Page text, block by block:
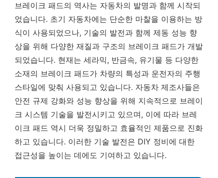
브레이크 패드의 역사는 자동차의 발명과 함께 시작되
었습니다. 초기 자동차에는 단순한 마찰을 이용하는 방
식이 사용되었으나, 기술의 발전과 함께 제동 성능 향
상을 위해 다양한 재질과 구조의 브레이크 패드가 개발
되었습니다. 현재는 세라믹, 반금속, 유기물 등 다양한
소재의 브레이크 패드가 차량의 특성과 운전자의 주행
스타일에 맞춰 사용되고 있습니다. 자동차 제조사들은
안전 규제 강화와 성능 향상을 위해 지속적으로 브레이
크 시스템 기술을 발전시키고 있으며, 이에 따라 브레
이크 패드 역시 더욱 정밀하고 효율적인 제품으로 진화
하고 있습니다. 이러한 기술 발전은 DIY 정비에 대한
접근성을 높이는 데에도 기여하고 있습니다.